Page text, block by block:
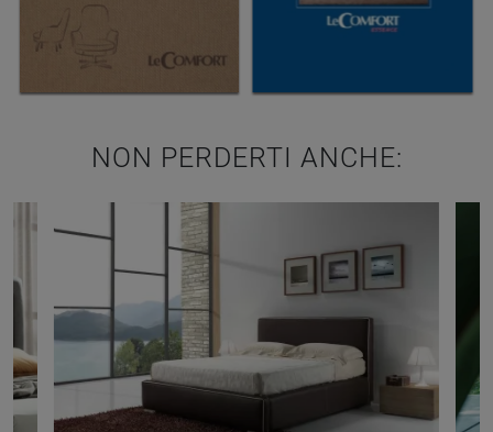
NON PERDERTI ANCHE: